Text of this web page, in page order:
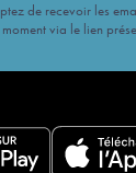
de recevoir les
via le lien